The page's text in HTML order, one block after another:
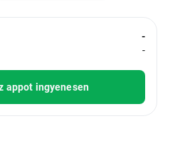
-
-
appot ingyenesen